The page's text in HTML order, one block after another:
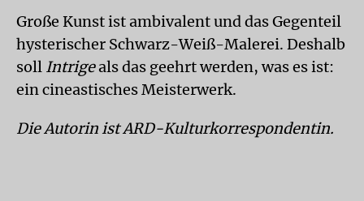
Große Kunst ist ambivalent und das Gegenteil
hysterischer Schwarz-Weiß-Malerei. Deshalb
soll Intrigeals das geehrt werden, was es ist:
ein cineastisches Meisterwerk.
Die Autorin ist ARD-Kulturkorrespondentin.